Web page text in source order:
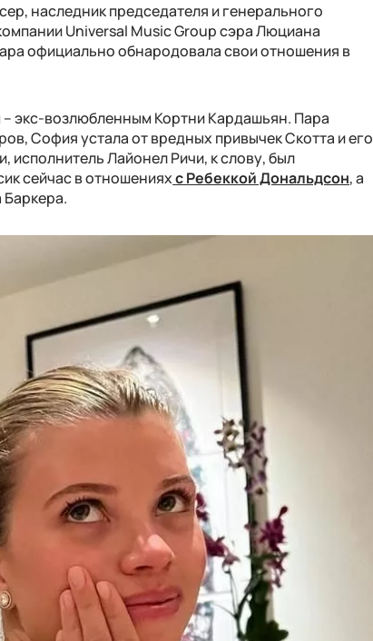
наследник председателя и генерального
Universal Music Group сэра Люциана
официально обнародовала свои отношения в
экс-возлюбленным Кортни Кардашьян. Пара
София устала от вредных привычек Скотта и его
Лайонел Ричи, к слову, был
сейчас в отношенияхс Ребеккой Дональдсон, а
Баркера.